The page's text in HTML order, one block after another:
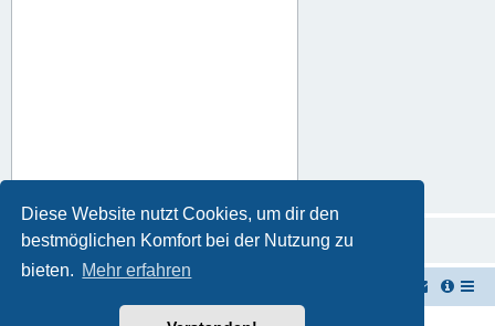
Diese Website nutzt Cookies, um dir den
bestmöglichen Komfort bei der Nutzung zu
bieten. Mehr erfahren